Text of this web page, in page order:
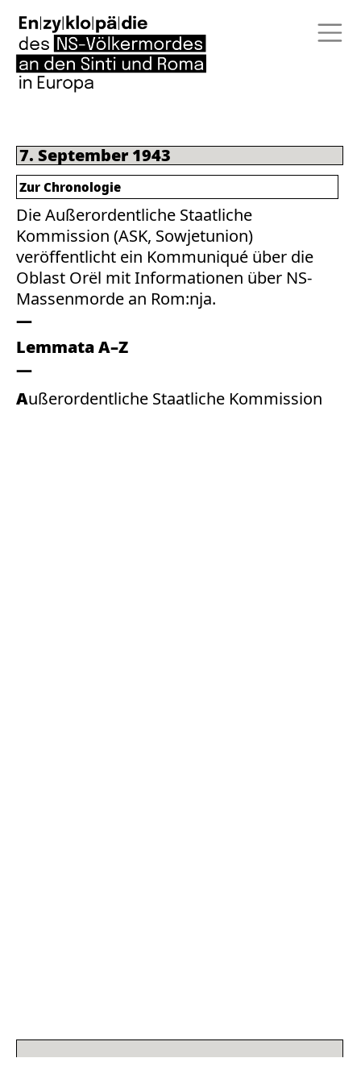
7. September 1943
Die Außerordentliche Staatliche
Kommission (ASK, Sowjetunion)
veröffentlicht ein Kommuniqué über die
Oblast Orël mit Informationen über NS-
Massenmorde an Rom:nja.
Lemmata A–Z
Außerordentliche Staatliche Kommission
Zur Chronologie